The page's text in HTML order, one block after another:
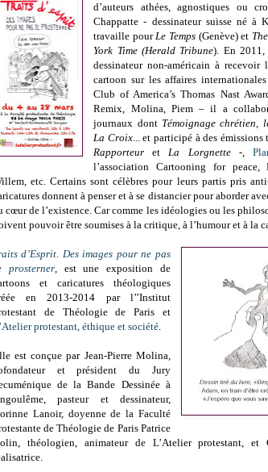
d’auteurs athées, agnostiques ou
Chappatte - dessinateur suisse né à
travaille pourLe Temps (Genève) et
York Time (Herald Tribune). En
dessinateur non-américain à
cartoon sur les affaires internationales
Club of America’s Thomas Nast
Remix, Molina, Piem – il a
journaux dont Témoignage chrétien,
La Croix... et participé à des
RapporteuretLa Lorgnette-,
l’association Cartooning for peace,
etc. Certains sont célèbres pour leurs partis pris
donnent à penser et à se distancier pour aborder
cœur de l’existence. Car comme les idéologies ou les
pouvoir être soumises à la critique, à l’humour et à la
d’Esprit. Des images pour ne pas
prosterner, est une exposition de
et caricatures théologiques
en 2013-2014 par l’’Institut
de Théologie de Paris et
protestant, éthique et société.
est conçue par Jean-Pierre Molina,
et président du Jury
de la Bande Dessinée à
pasteur et dessinateur,
Lanoir, doyenne de la Faculté
de Théologie de Paris Patrice
théologien, animateur de L’Atelier protestant, et